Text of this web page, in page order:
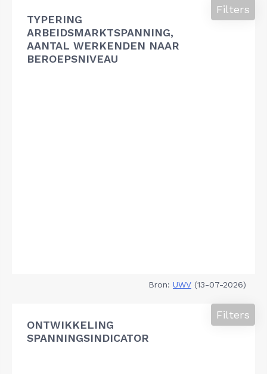
TYPERING
ARBEIDSMARKTSPANNING,
AANTAL WERKENDEN NAAR
BEROEPSNIVEAU
Filters
Bron: UWV (13-07-2026)
ONTWIKKELING
SPANNINGSINDICATOR
Filters